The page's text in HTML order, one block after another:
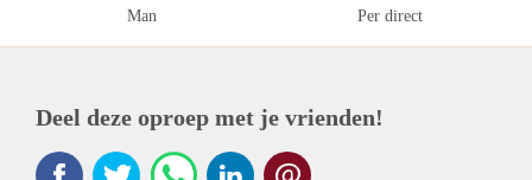
Man Per direct
Deel deze oproep met je vrienden!